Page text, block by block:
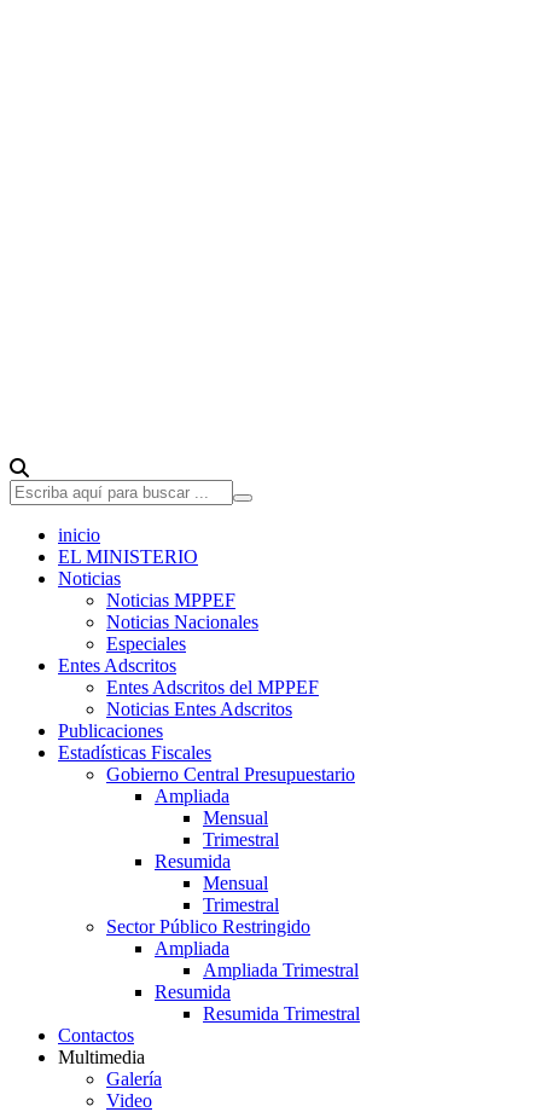
inicio
EL MINISTERIO
Noticias
Noticias MPPEF
Noticias Nacionales
Especiales
Entes Adscritos
Entes Adscritos del MPPEF
Noticias Entes Adscritos
Publicaciones
Estadísticas Fiscales
Gobierno Central Presupuestario
Ampliada
Mensual
Trimestral
Resumida
Mensual
Trimestral
Sector Público Restringido
Ampliada
Ampliada Trimestral
Resumida
Resumida Trimestral
Contactos
Multimedia
Galería
Video